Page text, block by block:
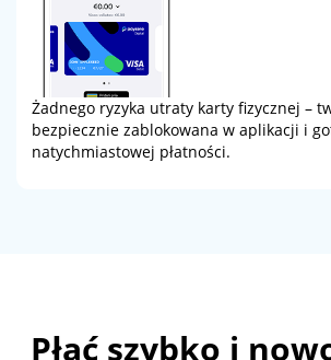
Żadnego ryzyka utraty karty fizycznej –
bezpiecznie zablokowana w aplikacji i
natychmiastowej płatności.
Płać szybko i